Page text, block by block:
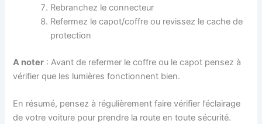
Rebranchez le connecteur
Refermez le capot/coffre ou revissez le cache de
protection
A noter : Avant de refermer le coffre ou le capot pensez à
vérifier que les lumières fonctionnent bien.
En résumé, pensez à régulièrement faire vérifier l’éclairage
de votre voiture pour prendre la route en toute sécurité.